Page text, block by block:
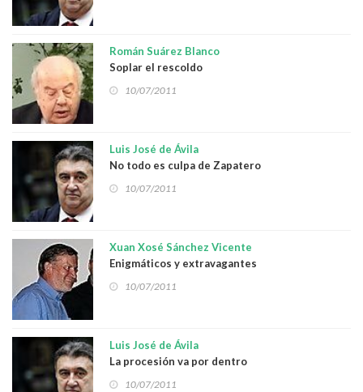
Román Suárez Blanco
Soplar el rescoldo
10/07/2011
Luis José de Ávila
No todo es culpa de Zapatero
10/07/2011
Xuan Xosé Sánchez Vicente
Enigmáticos y extravagantes
10/07/2011
Luis José de Ávila
La procesión va por dentro
10/07/2011